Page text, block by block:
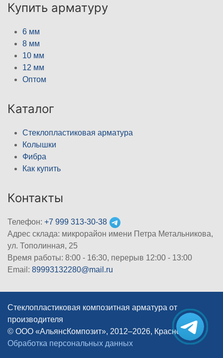
Купить арматуру
6 мм
8 мм
10 мм
12 мм
Оптом
Каталог
Стеклопластиковая арматура
Колышки
Фибра
Как купить
Контакты
Телефон: +7 999 313-30-38
Адрес склада: микрорайон имени Петра Метальникова,
ул. Тополинная, 25
Время работы: 8:00 - 16:30, перерыв 12:00 - 13:00
Email: 89993132280@mail.ru
Стеклопластиковая композитная арматура от
производителя
© ООО «АльянсКомпозит», 2012–2026, Краснодар
Обработка персональных данных